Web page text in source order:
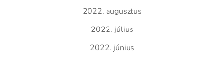
2022. augusztus
2022. július
2022. június